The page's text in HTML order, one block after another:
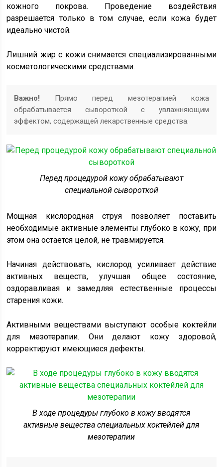
кожного покрова. Проведение воздействия
разрешается только в том случае, если кожа будет
идеально чистой.
Лишний жир с кожи снимается специализированными
косметологическими средствами.
Важно! Прямо перед мезотерапией кожа
обрабатывается сывороткой с увлажняющим
эффектом, содержащей лекарственные средства.
Перед процедурой кожу обрабатывают
специальной сывороткой
Мощная кислородная струя позволяет поставить
необходимые активные элементы глубоко в кожу, при
этом она остается целой, не травмируется.
Начиная действовать, кислород усиливает действие
активных веществ, улучшая общее состояние,
оздоравливая и замедляя естественные процессы
старения кожи.
Активными веществами выступают особые коктейли
для мезотерапии. Они делают кожу здоровой,
корректируют имеющиеся дефекты.
В ходе процедуры глубоко в кожу вводятся
активные вещества специальных коктейлей для
мезотерапии